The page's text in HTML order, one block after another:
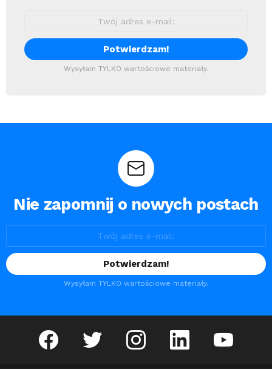
Wysyłam TYLKO wartościowe materiały.
Nie zapomnij o nowych postach
Wysyłam TYLKO wartościowe materiały.
facebook twitter instagram linkedin youtube